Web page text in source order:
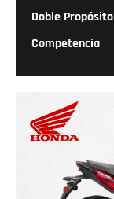
Doble Propósito
Competencia